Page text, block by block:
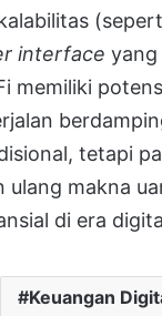
interface yang
memiliki
tetapi
ulang makna
di era
Keuangan